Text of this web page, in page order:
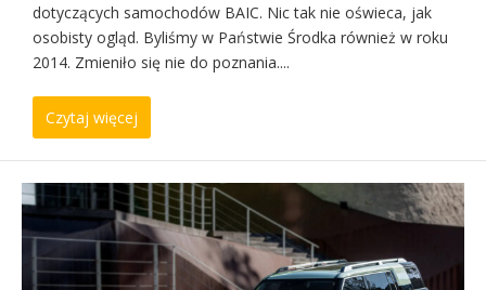
dotyczących samochodów BAIC. Nic tak nie oświeca, jak
osobisty ogląd. Byliśmy w Państwie Środka również w roku
2014. Zmieniło się nie do poznania....
Czytaj więcej